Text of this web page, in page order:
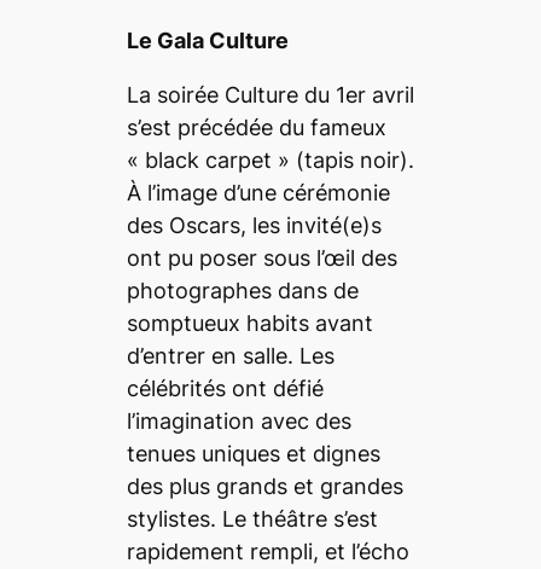
Le Gala Culture
La soirée Culture du 1eravril
s’est précédée du fameux
« black carpet » (tapis noir).
À l’image d’une cérémonie
des Oscars, les invité(e)s
ont pu poser sous l’œil des
photographes dans de
somptueux habits avant
d’entrer en salle. Les
célébrités ont défié
l’imagination avec des
tenues uniques et dignes
des plus grands et grandes
stylistes. Le théâtre s’est
rapidement rempli, et l’écho